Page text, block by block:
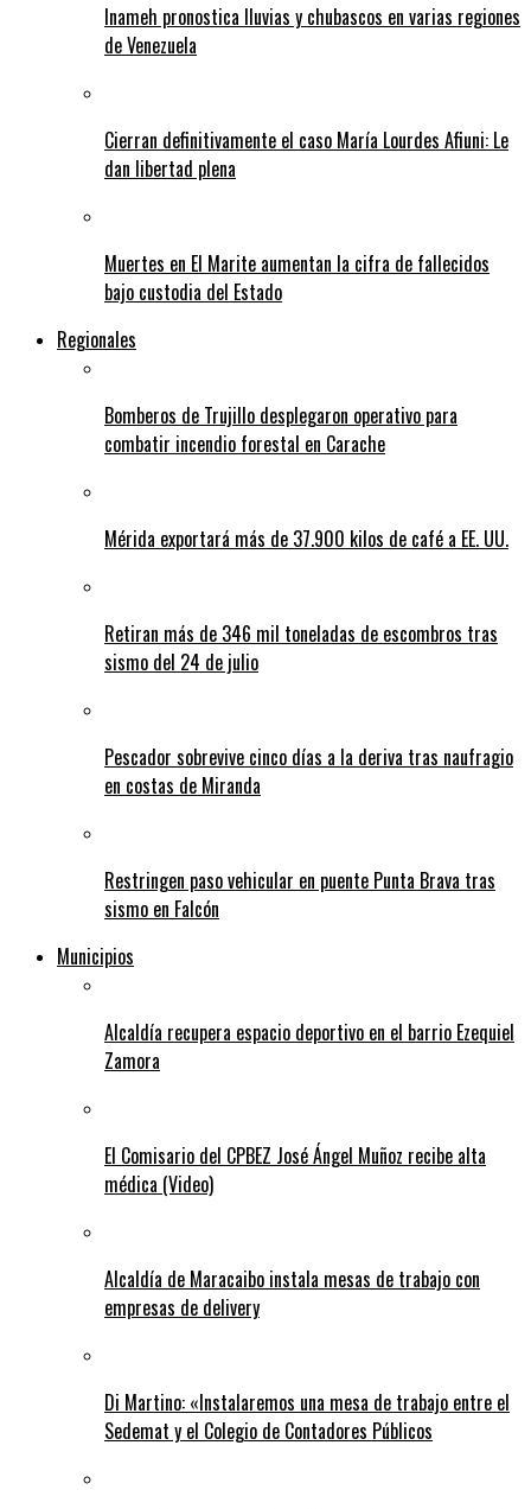
Inameh pronostica lluvias y chubascos en varias regiones
de Venezuela
Cierran definitivamente el caso María Lourdes Afiuni: Le
dan libertad plena
Muertes en El Marite aumentan la cifra de fallecidos
bajo custodia del Estado
Regionales
Bomberos de Trujillo desplegaron operativo para
combatir incendio forestal en Carache
Mérida exportará más de 37.900 kilos de café a EE. UU.
Retiran más de 346 mil toneladas de escombros tras
sismo del 24 de julio
Pescador sobrevive cinco días a la deriva tras naufragio
en costas de Miranda
Restringen paso vehicular en puente Punta Brava tras
sismo en Falcón
Municipios
Alcaldía recupera espacio deportivo en el barrio Ezequiel
Zamora
El Comisario del CPBEZ José Ángel Muñoz recibe alta
médica (Video)
Alcaldía de Maracaibo instala mesas de trabajo con
empresas de delivery
Di Martino: «Instalaremos una mesa de trabajo entre el
Sedemat y el Colegio de Contadores Públicos